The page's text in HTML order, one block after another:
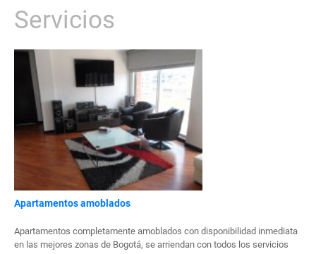
Servicios
Apartamentos amoblados
Apartamentos completamente amoblados con disponibilidad inmediata
en las mejores zonas de Bogotá, se arriendan con todos los servicios